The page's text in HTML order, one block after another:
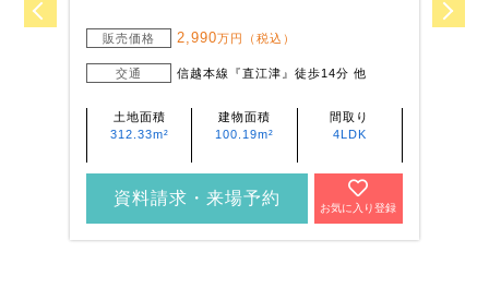
販売価格 2,990万円（税込）
交通 信越本線『直江津』徒歩14分 他
土地面積
312.33m²
建物面積
100.19m²
間取り
4LDK
資料請求・来場予約
お気に入り登録